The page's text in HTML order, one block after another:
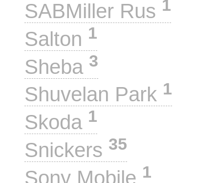
SABMiller Rus 1
Salton 1
Sheba 3
Shuvelan Park 1
Skoda 1
Snickers 35
Sony Mobile 1